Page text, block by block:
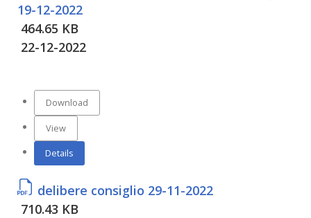
19-12-2022
464.65 KB
22-12-2022
Download
View
Details
delibere consiglio 29-11-2022
710.43 KB